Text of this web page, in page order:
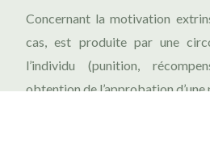
Concernant la motivation
cas, est produite par une
l’individu (punition,
obtention de l’approbation